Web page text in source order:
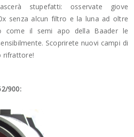
stupefatti: osservate giove
senza alcun filtro e la luna ad oltre
come il semi apo della Baader le
Scoprirete nuovi campi di
rifrattore!
900: